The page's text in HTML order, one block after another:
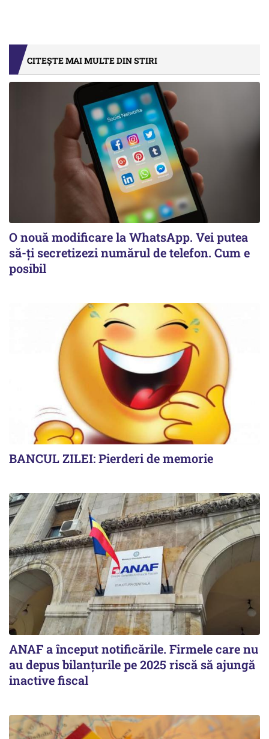
CITEȘTE MAI MULTE DIN STIRI
O nouă modificare la WhatsApp. Vei putea
să-ți secretizezi numărul de telefon. Cum e
posibil
BANCUL ZILEI: Pierderi de memorie
ANAF a început notificările. Firmele care nu
au depus bilanțurile pe 2025 riscă să ajungă
inactive fiscal